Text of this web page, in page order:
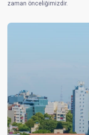
zaman önceliğimizdir.